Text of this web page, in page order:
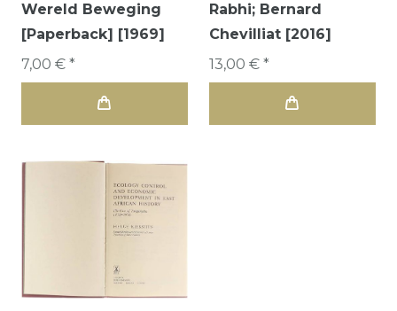
Wereld Beweging
[Paperback] [1969]
7,00 € *
Rabhi; Bernard
Chevilliat [2016]
13,00 € *